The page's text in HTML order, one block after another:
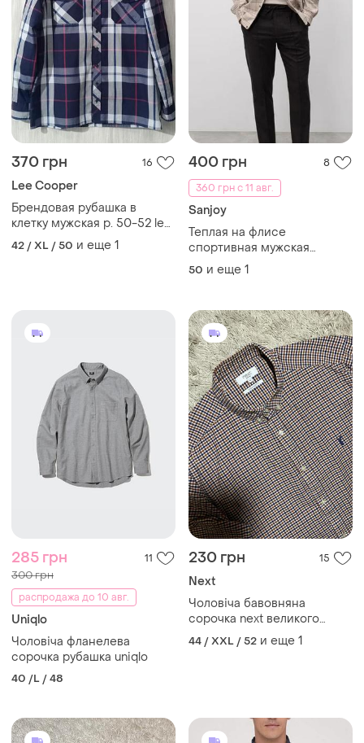
370 грн 16
Lee Cooper
Брендовая рубашка в
клетку мужская р. 50-52 lee
cooper синяя
42 / XL / 50 и еще 1
400 грн
8
360 грн с 11 авг.
Sanjoy
Теплая на флисе
спортивная мужская
рубашка α Youtho sanjoy
50 и еще 1
285 грн 11
300 грн
распродажа до 10 авг.
Uniqlo
Чоловіча фланелева
сорочка рубашка uniqlo
40 /L / 48
230 грн 15
Next
Чоловіча бавовняна
сорочка next великого
розміру
44 / XXL / 52 и еще 1